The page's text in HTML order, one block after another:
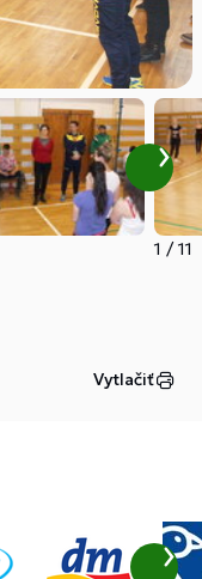
1 /11
Vytlačiť